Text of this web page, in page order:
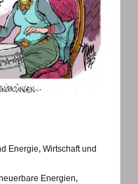
Energie, Wirtschaft und
Energien,